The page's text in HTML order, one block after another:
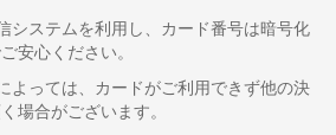
システムを利用し、カード番号は暗号化
のでご安心ください。
よっては、カードがご利用できず他の決
て頂く場合がございます。